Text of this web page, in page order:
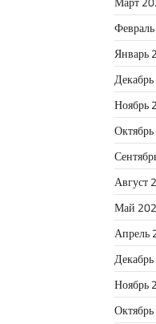
Январь
Ноябрь
Август
Май
Апрель
Ноябрь